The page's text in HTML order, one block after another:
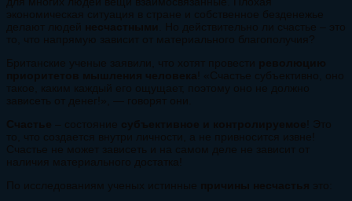
экономическая ситуация в стране и собственное безденежье
делают людей
несчастными
. Но действительно ли счастье – это
то, что напрямую зависит от материального благополучия?
Британские ученые заявили, что хотят провести
революцию
приоритетов мышления человека
! «Счастье субъективно, оно
такое, каким каждый его ощущает, поэтому оно не должно
зависеть от денег!», — говорят они.
Счастье
– состояние субъективное и контролируемое
! Это
то, что создается внутри личности, а не привносится извне!
Счастье не может зависеть и на самом деле не зависит от
наличия материального достатка!
По исследованиям ученых истинные
причины несчастья
это: